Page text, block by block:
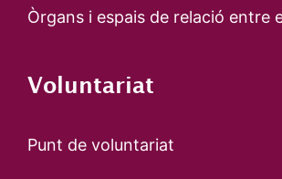
Òrgans i espais de relació entre
Voluntariat
Punt de voluntariat